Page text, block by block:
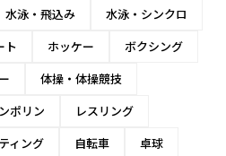
水泳・飛込み
水泳・シンクロ
ト ホッケー
ボクシング
体操・体操競技
ポリン
レスリング
ィング 自転車
卓球